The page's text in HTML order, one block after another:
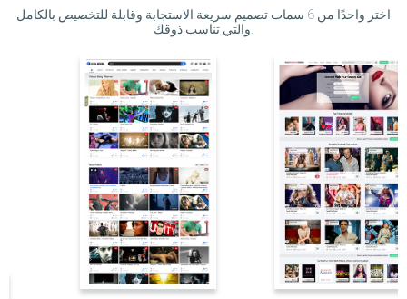
اختر واحدًا من 6 سمات تصميم سريعة الاستجابة وقابلة للتخصيص بالكامل